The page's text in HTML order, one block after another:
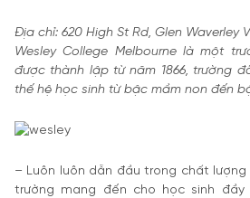
Địa chỉ: 620 High St Rd, Glen Waverley
Wesley College Melbourne là một
được thành lập từ năm 1866, trường
thế hệ học sinh từ bậc mầm non đến
– Luôn luôn dẫn đầu trong chất
trường mang đến cho học sinh